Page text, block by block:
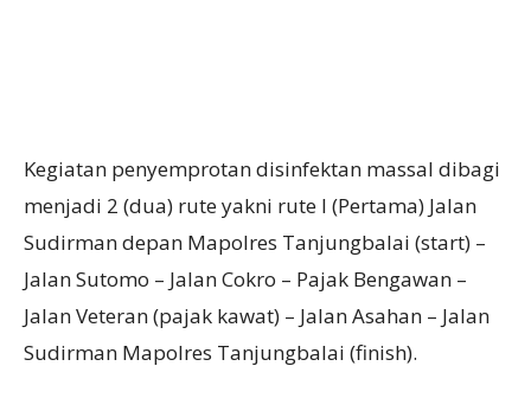
Kegiatan penyemprotan disinfektan massal dibagi
menjadi 2 (dua) rute yakni rute I (Pertama) Jalan
Sudirman depan Mapolres Tanjungbalai (start) –
Jalan Sutomo – Jalan Cokro – Pajak Bengawan –
Jalan Veteran (pajak kawat) – Jalan Asahan – Jalan
Sudirman Mapolres Tanjungbalai (finish).